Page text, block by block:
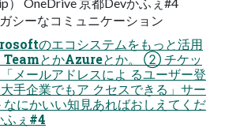
シーなコミュニケーション
のエコシステムをもっと活⽤
TeamとかAzureとか。 ② チケッ
メールアドレスによ るユーザー登
⼿企業でもア クセスできる」サー
なにかいい知⾒あればおしえてくだ
ふぇ#4